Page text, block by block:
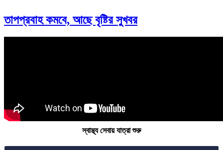
তাপপ্রবাহ কমবে, আছে বৃষ্টির সুখবর
স্বাস্থ্য সেবায় যাত্রা শুরু